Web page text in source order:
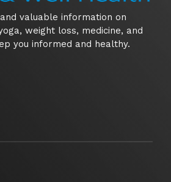
valuable information on
weight loss, medicine, and
you informed and healthy.